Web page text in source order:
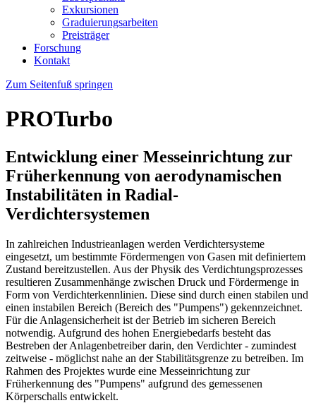
Exkursionen
Graduierungsarbeiten
Preisträger
Forschung
Kontakt
Zum Seitenfuß springen
PROTurbo
Entwicklung einer Messeinrichtung zur
Früherkennung von aerodynamischen
Instabilitäten in Radial-
Verdichtersystemen
In zahlreichen Industrieanlagen werden Verdichtersysteme
eingesetzt, um bestimmte Fördermengen von Gasen mit definiertem
Zustand bereitzustellen. Aus der Physik des Verdichtungsprozesses
resultieren Zusammenhänge zwischen Druck und Fördermenge in
Form von Verdichterkennlinien. Diese sind durch einen stabilen und
einen instabilen Bereich (Bereich des "Pumpens") gekennzeichnet.
Für die Anlagensicherheit ist der Betrieb im sicheren Bereich
notwendig. Aufgrund des hohen Energiebedarfs besteht das
Bestreben der Anlagenbetreiber darin, den Verdichter - zumindest
zeitweise - möglichst nahe an der Stabilitätsgrenze zu betreiben. Im
Rahmen des Projektes wurde eine Messeinrichtung zur
Früherkennung des "Pumpens" aufgrund des gemessenen
Körperschalls entwickelt.